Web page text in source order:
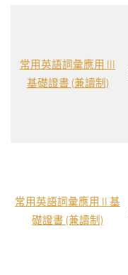
常用英語詞彙應用 III
基礎證書 (兼讀制)
常用英語詞彙應用 II 基
礎證書 (兼讀制)